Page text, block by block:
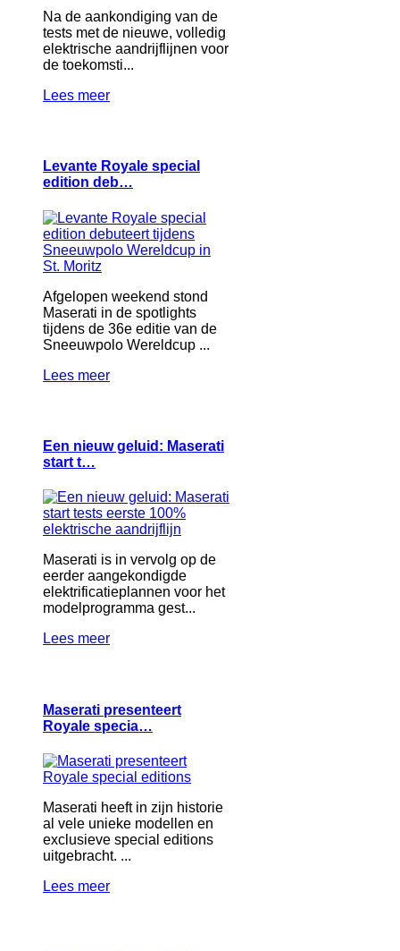
Na de aankondiging van de
tests met de nieuwe, volledig
elektrische aandrijflijnen voor
de toekomsti...
Lees meer
Levante Royale special
edition deb…
Afgelopen weekend stond
Maserati in de spotlights
tijdens de 36e editie van de
Sneeuwpolo Wereldcup ...
Lees meer
Een nieuw geluid: Maserati
start t…
Maserati is in vervolg op de
eerder aangekondigde
elektrificatieplannen voor het
modelprogramma gest...
Lees meer
Maserati presenteert
Royale specia…
Maserati heeft in zijn historie
al vele unieke modellen en
exclusieve special editions
uitgebracht. ...
Lees meer